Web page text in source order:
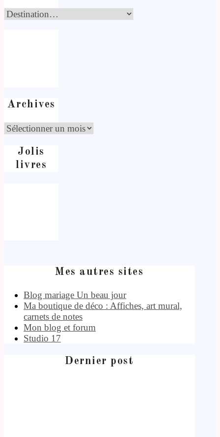
Archives
Jolis
livres
Mes autres sites
Blog mariage Un beau jour
Ma boutique de déco : Affiches, art mural,
carnets de notes
Mon blog et forum
Studio 17
Dernier post